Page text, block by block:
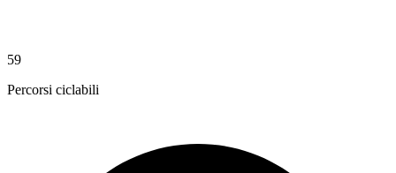
59
Percorsi ciclabili